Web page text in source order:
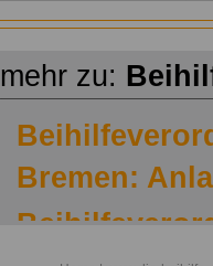
mehr zu:
Bremen: